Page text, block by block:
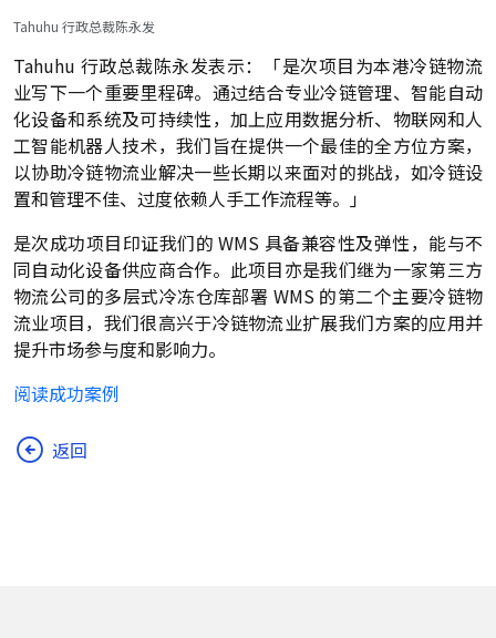
Tahuhu 行政总裁陈永发
Tahuhu 行政总裁陈永发表示：「是次项目为本港冷链物流
业写下一个重要里程碑。通过结合专业冷链管理、智能自动
化设备和系统及可持续性，加上应用数据分析、物联网和人
工智能机器人技术，我们旨在提供一个最佳的全方位方案，
以协助冷链物流业解决一些长期以来面对的挑战，如冷链设
置和管理不佳、过度依赖人手工作流程等。」
是次成功项目印证我们的 WMS 具备兼容性及弹性，能与不
同自动化设备供应商合作。此项目亦是我们继为一家第三方
物流公司的多层式冷冻仓库部署 WMS 的第二个主要冷链物
流业项目，我们很高兴于冷链物流业扩展我们方案的应用并
提升市场参与度和影响力。
阅读成功案例
返回